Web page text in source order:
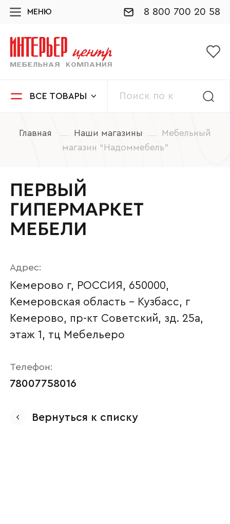
МЕНЮ 8 800 700 20 58
ВСЕ ТОВАРЫ
Главная Наши магазины
Мебельный
магазин “Надоммебель”
ПЕРВЫЙ
ГИПЕРМАРКЕТ
МЕБЕЛИ
Адрес:
Кемерово г, РОССИЯ, 650000,
Кемеровская область - Кузбасс, г
Кемерово, пр-кт Советский, зд. 25а,
этаж 1, тц Мебельеро
Телефон:
78007758016
Вернуться к списку